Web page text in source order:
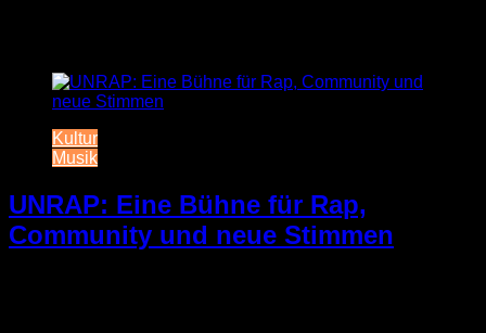
Kultur
Musik
UNRAP: Eine Bühne für Rap,
Community und neue Stimmen